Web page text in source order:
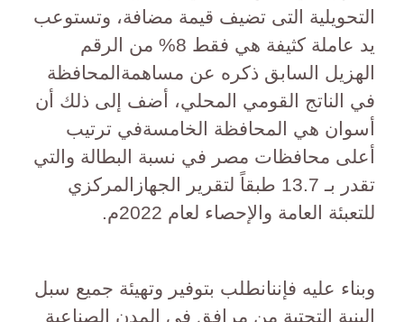
التحويلية التى تضيف قيمة مضافة، وتستوعب
يد عاملة كثيفة هي فقط 8% من الرقم
الهزيل السابق ذكره عن مساهمةالمحافظة
في الناتج القومي المحلي، أضف إلى ذلك أن
أسوان هي المحافظة الخامسةفي ترتيب
أعلى محافظات مصر في نسبة البطالة والتي
تقدر بـ 13.7 طبقاً لتقرير الجهازالمركزي
للتعبئة العامة والإحصاء لعام 2022م.
وبناء عليه فإننانطلب بتوفير وتهيئة جميع سبل
البنية التحتية من مرافق في المدن الصناعية